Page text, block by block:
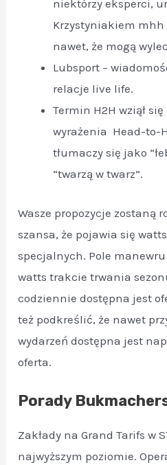
niektórzy eksperci,
Krzystyniakiem mhh
nawet, że mogą
Lubsport –
relacje live life.
Termin H2H wziął
wyrażenia Head-to-
tłumaczy się jako
“twarzą w twarz”.
Wasze propozycje zostaną
szansa, że pojawia się
specjalnych. Pole
watts trakcie trwania
codziennie dostępna jest
też podkreślić, że nawet
wydarzeń dostępna jest
oferta.
Porady
Zakłady na Grand Tarifs w
najwyższym poziomie.